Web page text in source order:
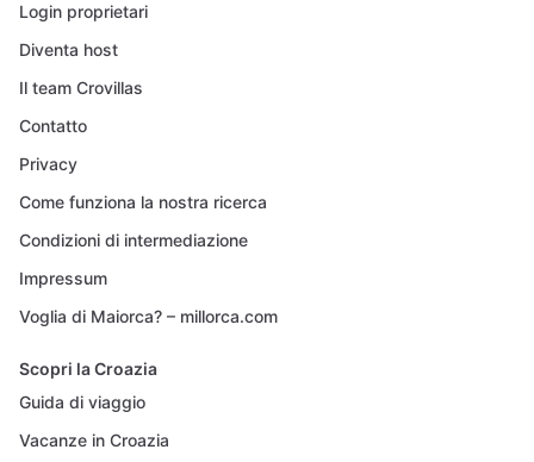
Login proprietari
Diventa host
Il team Crovillas
Contatto
Privacy
Come funziona la nostra ricerca
Condizioni di intermediazione
Impressum
Voglia di Maiorca? – millorca.com
Scopri la Croazia
Guida di viaggio
Vacanze in Croazia